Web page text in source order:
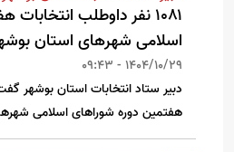
۱۰۸۱ نفر داوطلب
اسلامی شهرهای استان
1404/10/29 - 09:43
هفتمین دوره شوراهای اسلامی